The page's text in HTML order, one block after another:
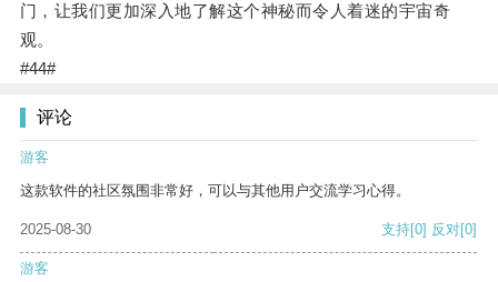
门，让我们更加深入地了解这个神秘而令人着迷的宇宙奇
观。
#44#
评论
游客
这款软件的社区氛围非常好，可以与其他用户交流学习心得。
2025-08-30 支持[0] 反对[0]
游客